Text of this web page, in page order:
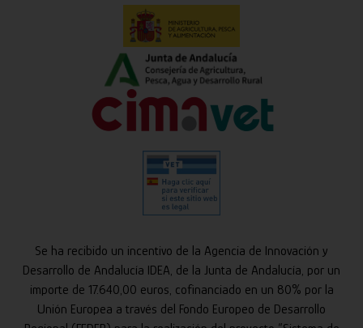
Se ha recibido un incentivo de la Agencia de Innovación y
Desarrollo de Andalucía IDEA, de la Junta de Andalucía, por un
importe de 17.640,00 euros, cofinanciado en un 80% por la
Unión Europea a través del Fondo Europeo de Desarrollo